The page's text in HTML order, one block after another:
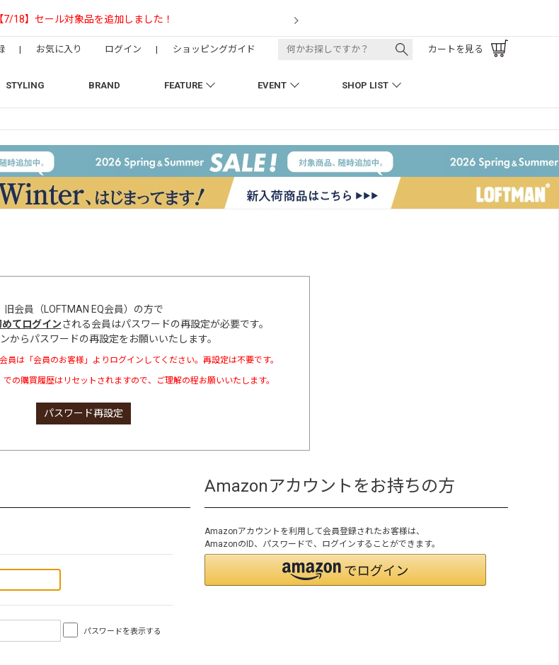
【NEEDLESの別注】50周年 H.D. Track Pant
STYLING BRAND FEATURE EVENT SHOP LIST
| お気に入り ログイン | ショッピングガイド カートを見る
旧会員（LOFTMAN EQ会員）の方で
てログインされる会員はパスワードの再設定が必要です。
からパスワードの再設定をお願いいたします。
は「会員のお客様」よりログインしてください。再設定は不要です。
の購買履歴はリセットされますので、ご理解の程お願いいたします。
パスワード再設定
パスワードを表示する
Amazonアカウントをお持ちの方
Amazonアカウントを利用して会員登録されたお客様は、
AmazonのID、パスワードで、ログインすることができます。